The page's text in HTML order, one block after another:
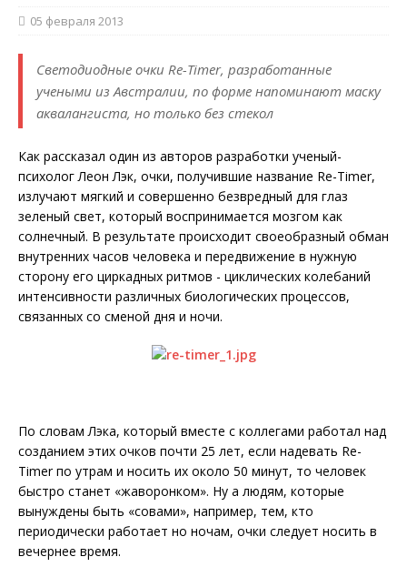
05 февраля 2013
Светодиодные очки Re-Timer, разработанные
учеными из Австралии, по форме напоминают маску
аквалангиста, но только без стекол
Как рассказал один из авторов разработки ученый-
психолог Леон Лэк, очки, получившие название Re-Timer,
излучают мягкий и совершенно безвредный для глаз
зеленый свет, который воспринимается мозгом как
солнечный. В результате происходит своеобразный обман
внутренних часов человека и передвижение в нужную
сторону его циркадных ритмов - циклических колебаний
интенсивности различных биологических процессов,
связанных со сменой дня и ночи.
По словам Лэка, который вместе с коллегами работал над
созданием этих очков почти 25 лет, если надевать Re-
Timer по утрам и носить их около 50 минут, то человек
быстро станет «жаворонком». Ну а людям, которые
вынуждены быть «совами», например, тем, кто
периодически работает но ночам, очки следует носить в
вечернее время.